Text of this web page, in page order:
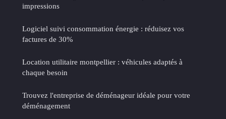
impressions
Logiciel suivi consommation énergie : réduisez vos
factures de 30%
Location utilitaire montpellier : véhicules adaptés à
chaque besoin
Trouvez l'entreprise de déménageur idéale pour votre
déménagement